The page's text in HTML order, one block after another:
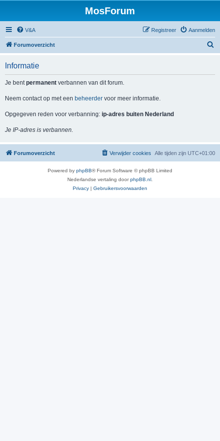
MosForum
V&A Aanmelden
Registreer
Forumoverzicht
Informatie
Je bentpermanent verbannen van dit forum.
Neem contact op met een beheerder voor meer informatie.
Opgegeven reden voor verbanning: ip-adres buiten Nederland
Je IP-adres is verbannen.
Forumoverzicht Alle tijden zijn UTC+01:00
Verwijder cookies
Powered by phpBB® Forum Software © phpBB Limited
Nederlandse vertaling doorphpBB.nl
Privacy | Gebruikersvoorwaarden